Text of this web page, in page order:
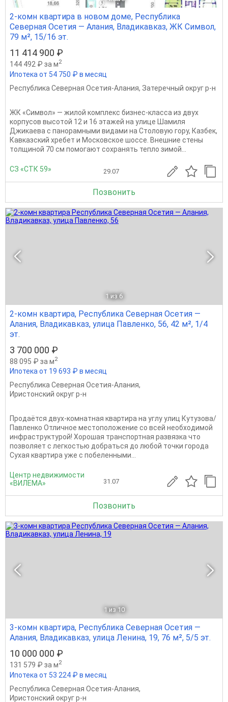
2-комн квартира в новом доме, Республика
Северная Осетия — Алания, Владикавказ, ЖК Символ,
79 м², 15/16 эт.
11 414 900 ₽
144 492 ₽ за м2
Ипотека от 54 750 ₽ в месяц
Республика Северная Осетия-Алания, Затеречный округ р-н
ЖК «Символ» — жилой комплекс бизнес-класса из двух
корпусов высотой 12 и 16 этажей на улице Шамиля
Джикаева с панорамными видами на Столовую гору, Казбек,
Кавказский хребет и Московское шоссе. Внешние стены
толщиной 70 см помогают сохранять тепло зимой...
СЗ «СТК 59» 29.07
Позвонить
1 из 6
2-комн квартира, Республика Северная Осетия —
Алания, Владикавказ, улица Павленко, 56, 42 м², 1/4
эт.
3 700 000 ₽
88 095 ₽ за м2
Ипотека от 19 693 ₽ в месяц
Республика Северная Осетия-Алания,
Иристонский округ р-н
Продаётся двух-комнатная квартира на углу улиц Кутузова/
Павленко Отличное местоположение со всей необходимой
инфраструктурой! Хорошая транспортная развязка что
позволяет с легкостью добраться до любой точки города
Сухая квартира уже с побеленными...
Центр недвижимости
«ВИЛЕМА»
31.07
Позвонить
1 из 10
3-комн квартира, Республика Северная Осетия —
Алания, Владикавказ, улица Ленина, 19, 76 м², 5/5 эт.
10 000 000 ₽
131 579 ₽ за м2
Ипотека от 53 224 ₽ в месяц
Республика Северная Осетия-Алания,
Иристонский округ р-н